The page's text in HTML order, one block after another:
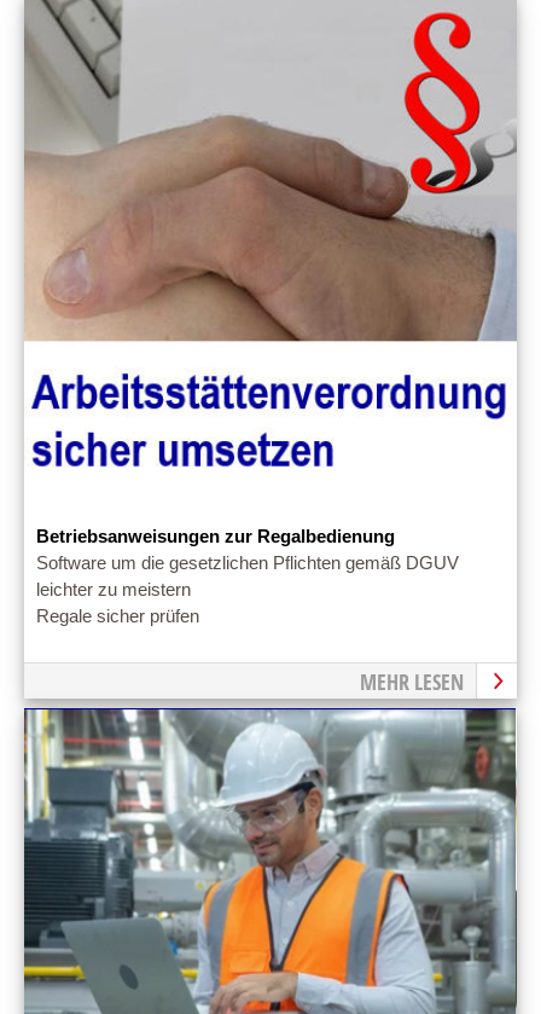
Betriebsanweisungen zur Regalbedienung
Software um die gesetzlichen Pflichten gemäß DGUV
leichter zu meistern
Regale sicher prüfen
MEHR LESEN